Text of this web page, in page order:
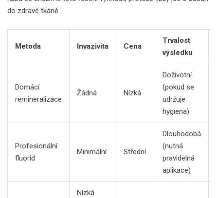
do zdravé tkáně.
Metoda Invazivita Cena
Trvalost
výsledku
Domácí
remineralizace
Žádná Nízká
Doživotní
(pokud se
udržuje
hygiena)
Profesionální
fluorid
Minimální Střední
Dlouhodobá
(nutná
pravidelná
aplikace)
Nízká